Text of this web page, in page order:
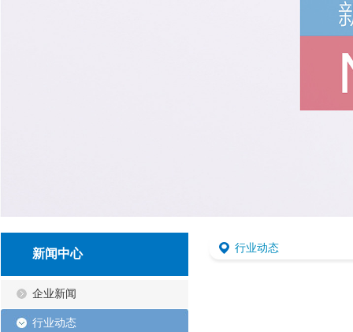
新闻中心
企业新闻
行业动态
行业动态